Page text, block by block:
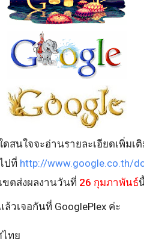
นใจจะอ่านรายละเอียดเพิ่มเ
ปที่ http://www.google.co.th/
ขตส่งผลงานวันที่ 26 กุมภาพันธ์
วเจอกันที่ GooglePlex ค่ะ
ไทย